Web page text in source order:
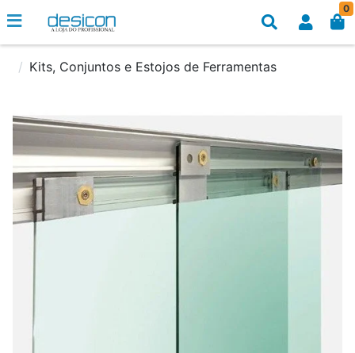
0
Kits, Conjuntos e Estojos de Ferramentas